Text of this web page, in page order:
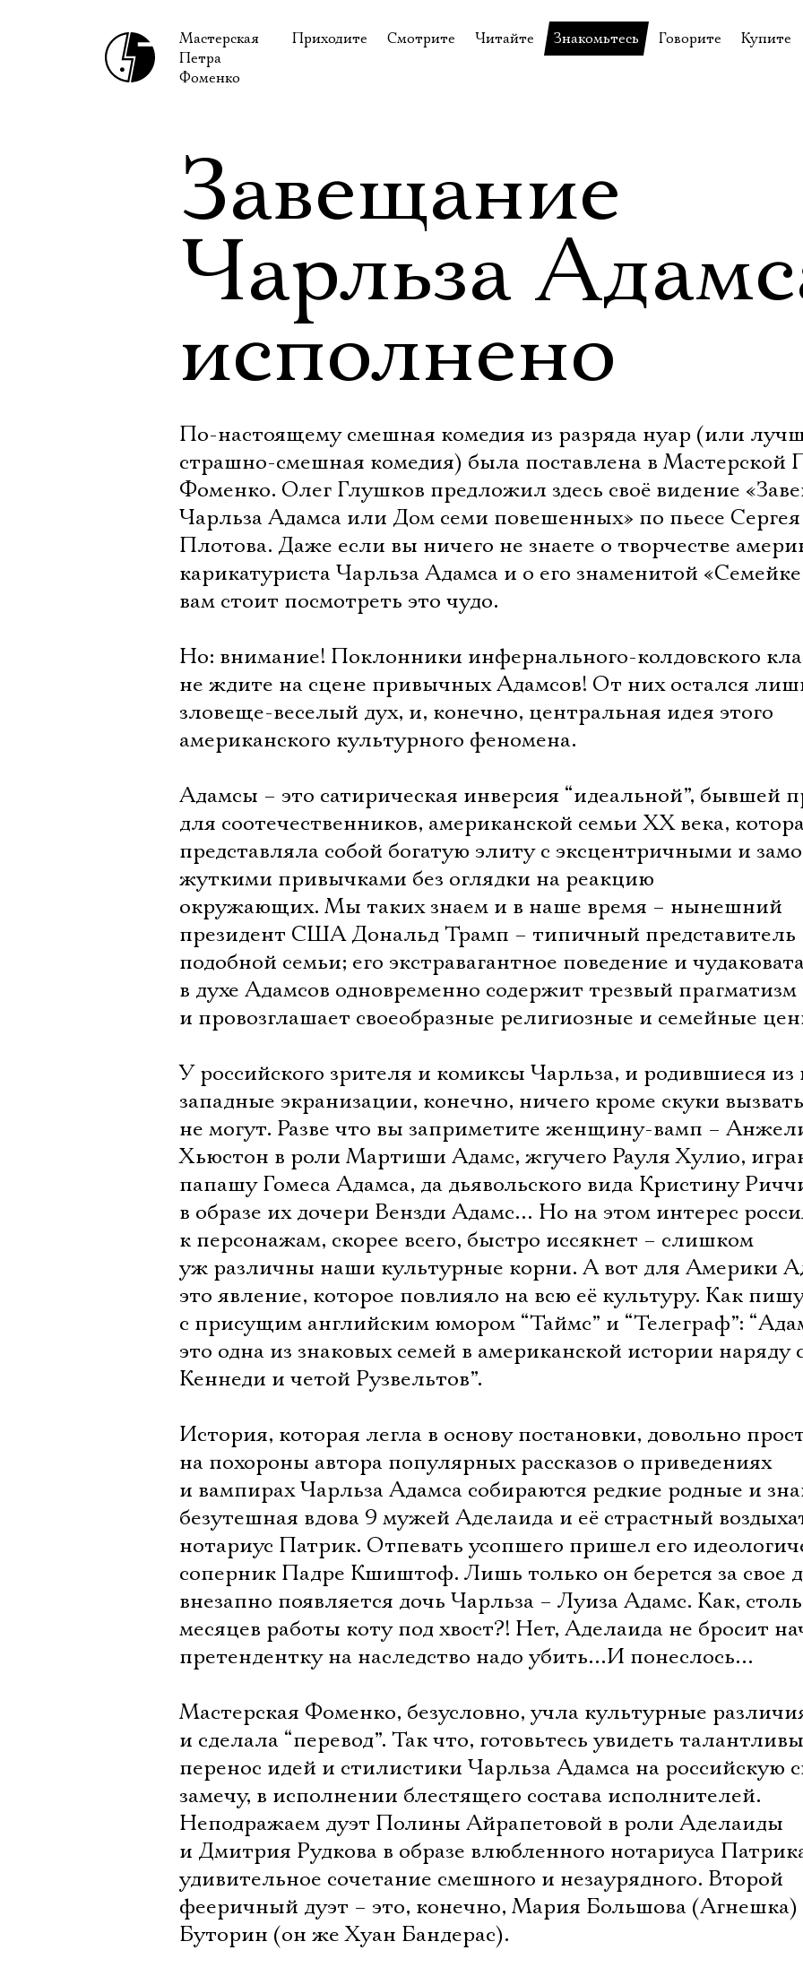
Мастерская
Петра
Фоменко
Приходите
Правила посещения
Смотрите
Внеклассные чтения
Читайте
Архив проектов
Благодарности
Библиотека Гумилёва
Официальные документы
Знакомьтесь
Художники
Руководство
Сотрудники
Юрий Степанов
Владимир Максимов
Говорите
Купите
Завещание
Чарльза
исполнено
По-настоящему смешная комедия из разряда нуар (или
страшно-смешная комедия) была поставлена в Мастерской
Фоменко. Олег Глушков предложил здесь своё видение
Чарльза Адамса или Дом семи повешенных» по пьесе Сергея
Плотова. Даже если вы ничего не знаете о творчестве
карикатуриста Чарльза Адамса и о его знаменитой
вам стоит посмотреть это чудо.
Но: внимание! Поклонники инфернального-колдовского
не ждите на сцене привычных Адамсов! От них остался
зловеще-веселый дух, и, конечно, центральная идея этого
американского культурного феномена.
Адамсы – это сатирическая инверсия “идеальной”, бывшей
для соотечественников, американской семьи XX века,
представляла собой богатую элиту с эксцентричными и
жуткими привычками без оглядки на реакцию
окружающих. Мы таких знаем и в наше время – нынешний
президент США Дональд Трамп – типичный представитель
подобной семьи; его экстравагантное поведение и
в духе Адамсов одновременно содержит трезвый прагматизм
и провозглашает своеобразные религиозные и семейные
У российского зрителя и комиксы Чарльза, и родившиеся из
западные экранизации, конечно, ничего кроме скуки вызвать
не могут. Разве что вы заприметите женщину-вамп –
Хьюстон в роли Мартиши Адамс, жгучего Рауля Хулио,
папашу Гомеса Адамса, да дьявольского вида Кристину
в образе их дочери Вензди Адамс… Но на этом интерес
к персонажам, скорее всего, быстро иссякнет – слишком
уж различны наши культурные корни. А вот для Америки
это явление, которое повлияло на всю её культуру. Как
с присущим английским юмором “Таймс” и “Телеграф”:
это одна из знаковых семей в американской истории наряду
Кеннеди и четой Рузвельтов”.
История, которая легла в основу постановки, довольно
на похороны автора популярных рассказов о приведениях
и вампирах Чарльза Адамса собираются редкие родные и
безутешная вдова 9 мужей Аделаида и её страстный
нотариус Патрик. Отпевать усопшего пришел его
соперник Падре Кшиштоф. Лишь только он берется за свое
внезапно появляется дочь Чарльза – Луиза Адамс. Как,
месяцев работы коту под хвост?! Нет, Аделаида не бросит
претендентку на наследство надо убить…И понеслось…
Мастерская Фоменко, безусловно, учла культурные
и сделала “перевод”. Так что, готовьтесь увидеть
перенос идей и стилистики Чарльза Адамса на российскую
замечу, в исполнении блестящего состава исполнителей.
Неподражаем дуэт Полины Айрапетовой в роли Аделаиды
и Дмитрия Рудкова в образе влюбленного нотариуса
удивительное сочетание смешного и незаурядного. Второй
фееричный дуэт – это, конечно, Мария Большова
Буторин (он же Хуан Бандерас).